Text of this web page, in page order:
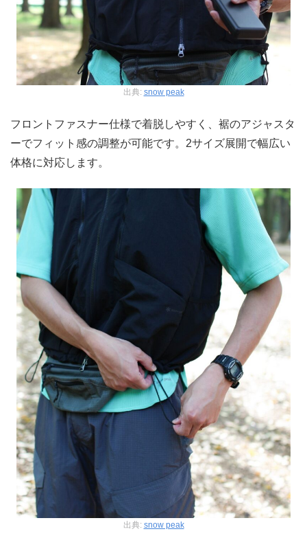
出典: snow peak
フロントファスナー仕様で着脱しやすく、裾のアジャスタ
ーでフィット感の調整が可能です。2サイズ展開で幅広い
体格に対応します。
出典: snow peak